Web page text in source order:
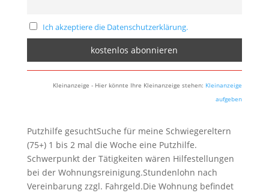
Ich akzeptiere die Datenschutzerklärung.
Kleinanzeige - Hier könnte Ihre Kleinanzeige stehen: Kleinanzeige
aufgeben
Putzhilfe gesuchtSuche für meine Schwiegereltern
(75+) 1 bis 2 mal die Woche eine Putzhilfe.
Schwerpunkt der Tätigkeiten wären Hilfestellungen
bei der Wohnungsreinigung.Stundenlohn nach
Vereinbarung zzgl. Fahrgeld.Die Wohnung befindet